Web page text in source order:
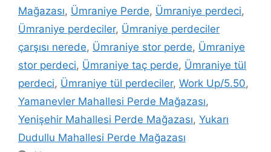
Mağazası, Ümraniye Perde, Ümraniye perdeci,
Ümraniye perdeciler, Ümraniye perdeciler
çarşısı nerede, Ümraniye stor perde, Ümraniye
stor perdeci, Ümraniye taç perde, Ümraniye tül
perdeci, Ümraniye tül perdeciler, Work Up/5.50,
Yamanevler Mahallesi Perde Mağazası,
Yenişehir Mahallesi Perde Mağazası, Yukarı
Dudullu Mahallesi Perde Mağazası